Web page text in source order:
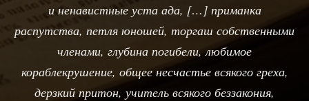
и ненавистные уста ада, […] приманка
распутства, петля юношей, торгаш собственными
членами, глубина погибели, любимое
кораблекрушение, общее несчастье всякого греха,
дерзкий притон, учитель всякого беззакония,